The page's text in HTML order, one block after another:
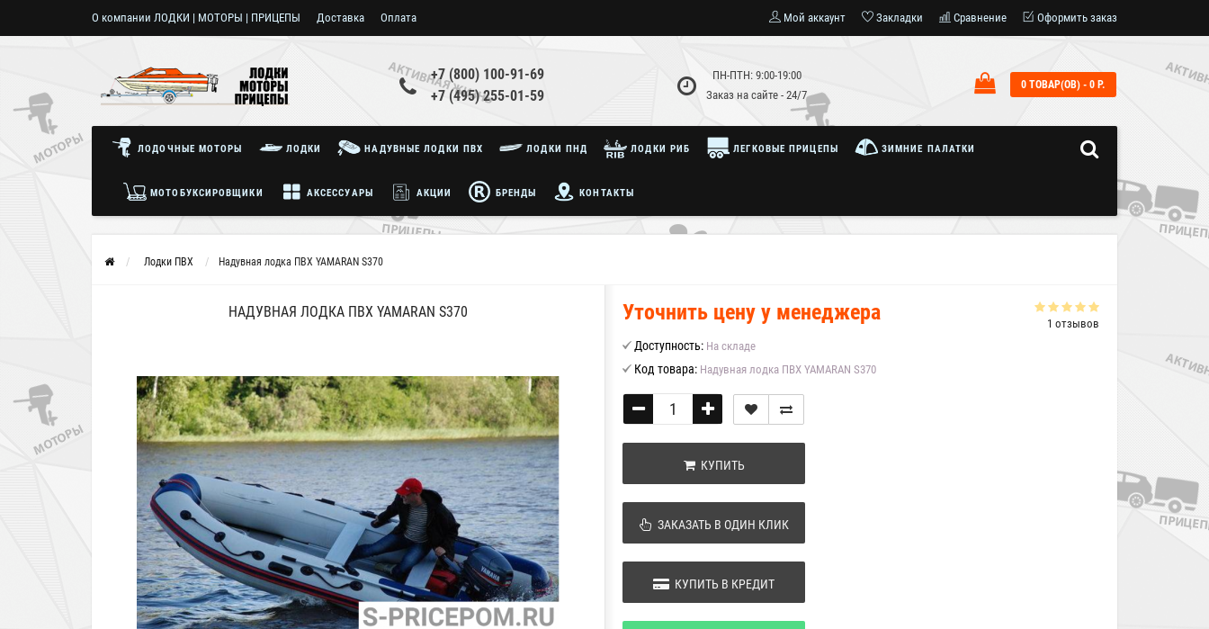
О компании ЛОДКИ | МОТОРЫ | ПРИЦЕПЫ Доставка Оплата Мой аккаунт Закладки Сравнение Оформить заказ
+7 (800) 100-91-69
+7 (495) 255-01-59
ПН-ПТН: 9:00-19:00
Заказ на сайте - 24/7
0 ТОВАР(ОВ) - 0 Р.
ЛОДОЧНЫЕ МОТОРЫ ЛОДКИ НАДУВНЫЕ ЛОДКИ ПВХ ЛОДКИ ПНД ЛОДКИ РИБ ЛЕГКОВЫЕ ПРИЦЕПЫ ЗИМНИЕ ПАЛАТКИ
МОТОБУКСИРОВЩИКИ АКСЕССУАРЫ АКЦИИ БРЕНДЫ КОНТАКТЫ
Лодки ПВХ Надувная лодка ПВХ YAMARAN S370
НАДУВНАЯ ЛОДКА ПВХ YAMARAN S370
1 отзывов
Уточнить цену у менеджера
Доступность: На складе
Код товара: Надувная лодка ПВХ YAMARAN S370
КУПИТЬ
ЗАКАЗАТЬ В ОДИН КЛИК
КУПИТЬ В КРЕДИТ